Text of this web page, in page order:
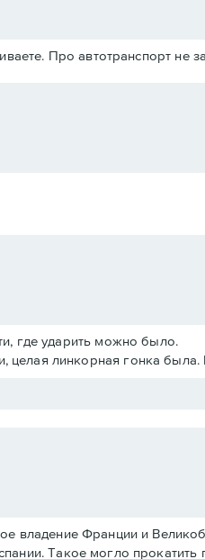
Про автотранспорт не
где ударить можно было.
целая линкорная гонка была.
владение Франции и
Такое могло